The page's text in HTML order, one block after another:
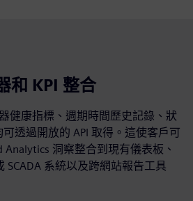
和 KPI 整合
健康指標、週期時間歷史記錄、狀
透過開放的 API 取得。這使客戶可
洞察整合到現有儀表板、
SCADA 系統以及跨網站報告工具